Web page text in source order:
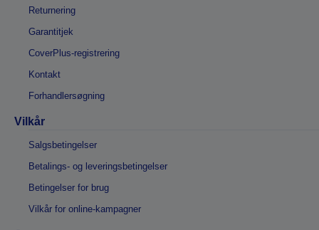
Returnering
Garantitjek
CoverPlus-registrering
Kontakt
Forhandlersøgning
Vilkår
Salgsbetingelser
Betalings- og leveringsbetingelser
Betingelser for brug
Vilkår for online-kampagner